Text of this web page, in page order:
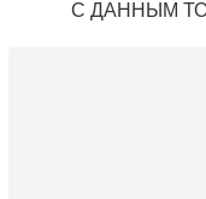
С ДАННЫМ